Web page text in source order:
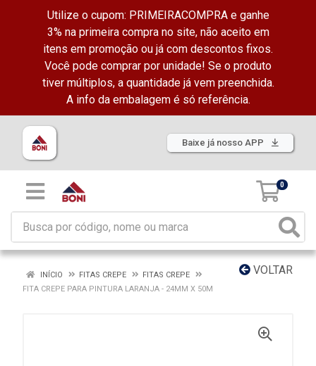
Utilize o cupom: PRIMEIRACOMPRA e ganhe
3% na primeira compra no site, não aceito em
itens em promoção ou já com descontos fixos.
Você pode comprar por unidade! Se o produto
tiver múltiplos, a quantidade já vem preenchida.
A info da embalagem é só referência.
Baixe já nosso APP
0
VOLTAR
INÍCIO FITAS CREPE
FITAS CREPE
FITA CREPE PARA PINTURA LARANJA - 24MM X 50M